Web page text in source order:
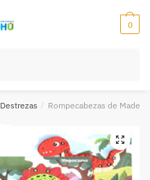
0
Destrezas / Rompecabezas de